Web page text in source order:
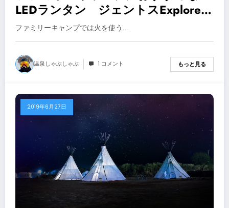
LEDランタン ジェントスExplorer
SOL-036C【キャンプ用品】
ファミリーキャンプでは火を使う…
温泉しゃぶしゃぶ 1 コメント もっと見る
2019年6月27日